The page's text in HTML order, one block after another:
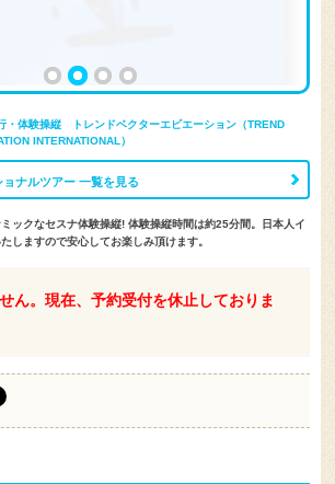
・体験操縦 トレンドベクターエビエーション（TREND
INTERNATIONAL）
ナルツアー 一覧を見る
ックなセスナ体験操縦! 体験操縦時間は約25分間。日本人イ
しますので安心してお楽しみ頂けます。
ん。現在、予約受付を休止しておりま